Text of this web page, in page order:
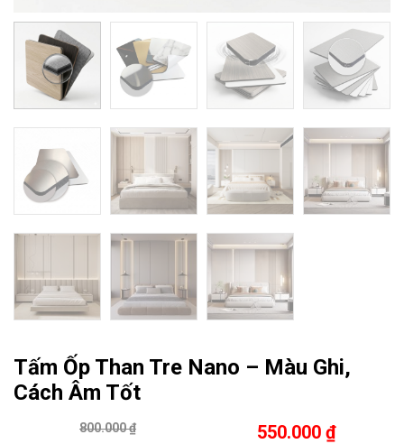
Tấm Ốp Than Tre Nano – Màu Ghi,
Cách Âm Tốt
800.000 ₫ 550.000 ₫